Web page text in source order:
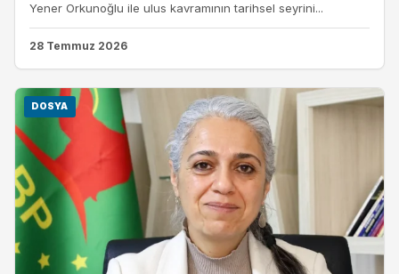
Yener Orkunoğlu ile ulus kavramının tarihsel seyrini...
28 Temmuz 2026
DOSYA